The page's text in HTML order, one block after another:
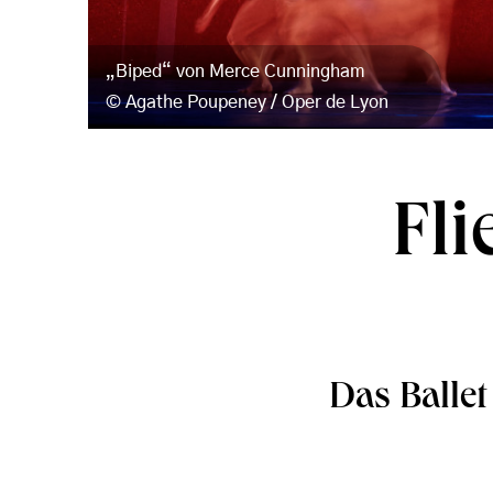
„Biped“ von Merce Cunningham
Agathe Poupeney / Oper de Lyon
Das